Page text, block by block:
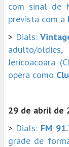
com sinal de
prevista com a
> Dials:
adulto/
Jericoacoara
opera como
29 de abril de
> Dials: FM
grade de